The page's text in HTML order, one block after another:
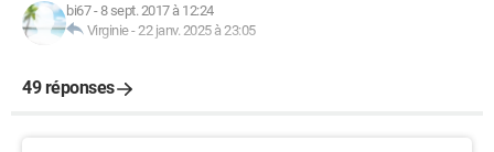
bi67-8 sept. 2017 à 12:24
Virginie-22 janv. 2025 à 23:05
49 réponses